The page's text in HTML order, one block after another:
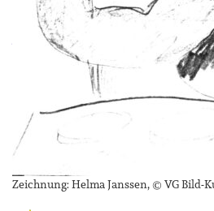
Zeichnung: Helma Janssen, © VG Bild-